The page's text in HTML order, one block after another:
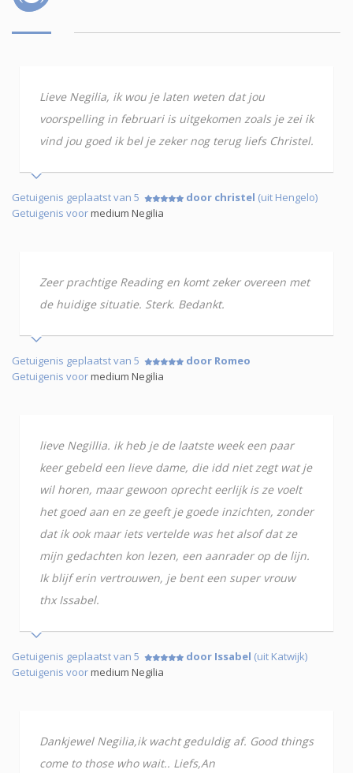
Lieve Negilia, ik wou je laten weten dat jou
voorspelling in februari is uitgekomen zoals je zei ik
vind jou goed ik bel je zeker nog terug liefs Christel.
Getuigenis geplaatst van 5 door christel (uit Hengelo)
Getuigenis voormedium Negilia
Zeer prachtige Reading en komt zeker overeen met
de huidige situatie. Sterk. Bedankt.
Getuigenis geplaatst van 5
door Romeo
Getuigenis voormedium Negilia
lieve Negillia. ik heb je de laatste week een paar
keer gebeld een lieve dame, die idd niet zegt wat je
wil horen, maar gewoon oprecht eerlijk is ze voelt
het goed aan en ze geeft je goede inzichten, zonder
dat ik ook maar iets vertelde was het alsof dat ze
mijn gedachten kon lezen, een aanrader op de lijn.
Ik blijf erin vertrouwen, je bent een super vrouw
thx Issabel.
Getuigenis geplaatst van 5 door Issabel (uit Katwijk)
Getuigenis voormedium Negilia
Dankjewel Negilia,ik wacht geduldig af. Good things
come to those who wait.. Liefs,An